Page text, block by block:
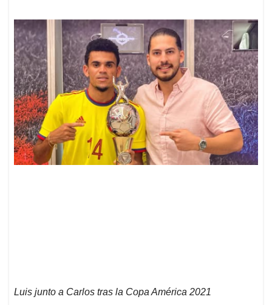
Luis junto a Carlos tras la Copa América 2021